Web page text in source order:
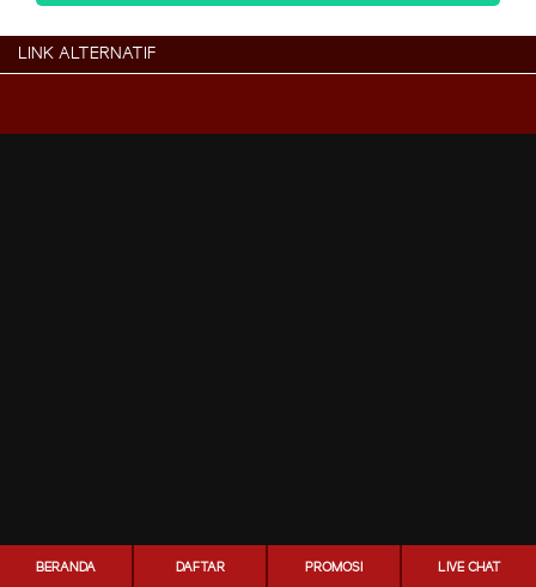
BERANDA DAFTAR PROMOSI LIVE CHAT
LINK ALTERNATIF